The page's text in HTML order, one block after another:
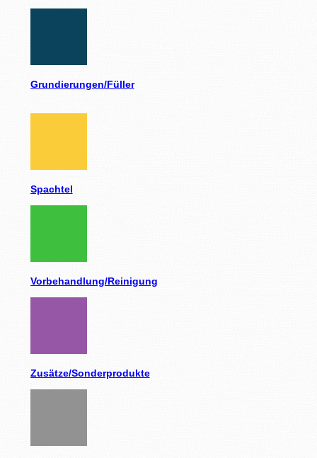
Grundierungen/Füller
Spachtel
Vorbehandlung/Reinigung
Zusätze/Sonderprodukte